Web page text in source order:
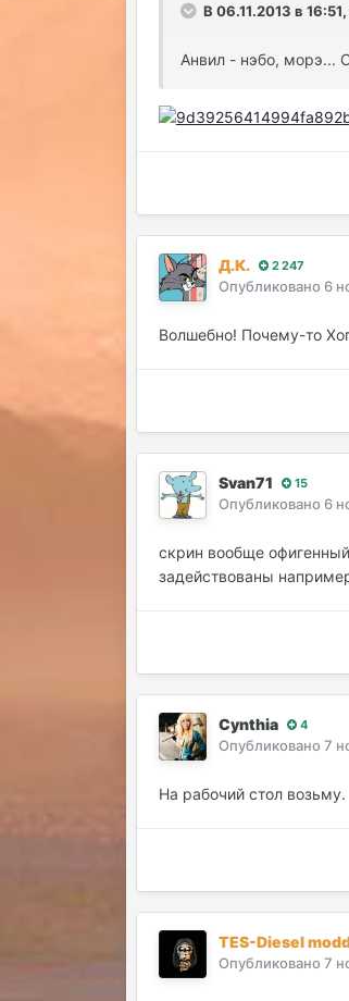
В 06.11.2013 в
Анвил - нэбо, морэ...
Д.К. 2 247
Опубликовано 6
Волшебно! Почему-то
Svan71 15
Опубликовано 6
скрин вообще
задействованы
Cynthia 4
Опубликовано 7
На рабочий стол возьму.
TES-Diesel
Опубликовано 7